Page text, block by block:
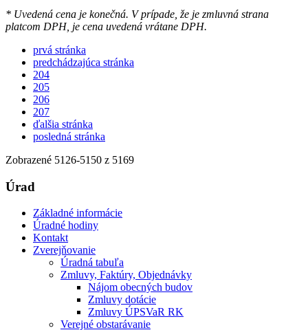
* Uvedená cena je konečná. V prípade, že je zmluvná strana
platcom DPH, je cena uvedená vrátane DPH.
prvá stránka
predchádzajúca stránka
204
205
206
207
ďalšia stránka
posledná stránka
Zobrazené 5126-5150 z 5169
Úrad
Základné informácie
Úradné hodiny
Kontakt
Zverejňovanie
Úradná tabuľa
Zmluvy, Faktúry, Objednávky
Nájom obecných budov
Zmluvy dotácie
Zmluvy ÚPSVaR RK
Verejné obstarávanie